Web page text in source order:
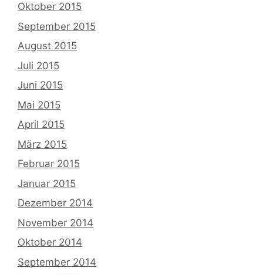
Oktober 2015
September 2015
August 2015
Juli 2015
Juni 2015
Mai 2015
April 2015
März 2015
Februar 2015
Januar 2015
Dezember 2014
November 2014
Oktober 2014
September 2014